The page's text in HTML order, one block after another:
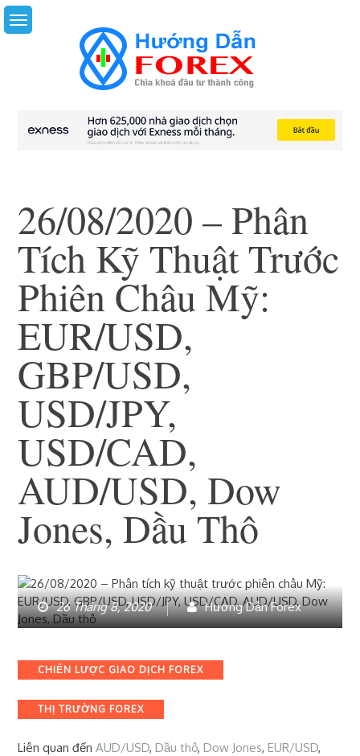
Skip
to
26/08/2020 – Phân
Tích Kỹ Thuật Trước
Phiên Châu Mỹ:
EUR/USD,
GBP/USD,
USD/JPY,
USD/CAD,
AUD/USD, Dow
Jones, Dầu Thô
26 Tháng 8, 2020 Hướng Dẫn Forex
Categories
CHIẾN LƯỢC GIAO DỊCH FOREX
THỊ TRƯỜNG FOREX
Liên quan đếnAUD/USD,Dầu thô,Dow Jones,EUR/USD,